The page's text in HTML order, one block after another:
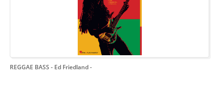
REGGAE BASS - Ed Friedland-